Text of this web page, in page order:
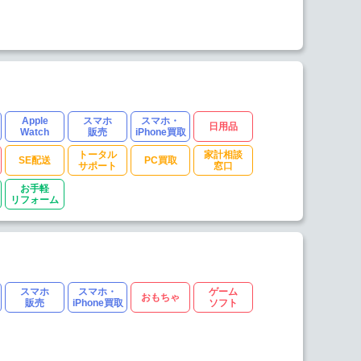
Apple
Watch
スマホ
販売
スマホ・
iPhone買取
日用品
SE配送
トータル
サポート
PC買取
家計相談
窓口
お手軽
リフォーム
スマホ
販売
スマホ・
iPhone買取
おもちゃ
ゲーム
ソフト